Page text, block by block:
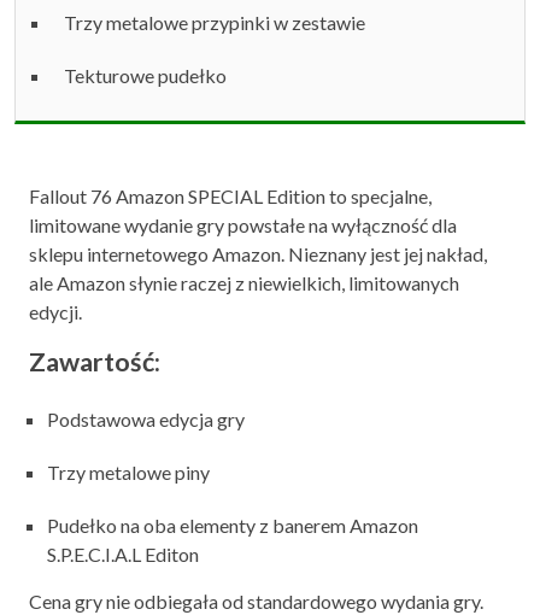
Trzy metalowe przypinki w zestawie
Tekturowe pudełko
Fallout 76 Amazon SPECIAL Edition to specjalne,
limitowane wydanie gry powstałe na wyłączność dla
sklepu internetowego Amazon. Nieznany jest jej nakład,
ale Amazon słynie raczej z niewielkich, limitowanych
edycji.
Zawartość:
Podstawowa edycja gry
Trzy metalowe piny
Pudełko na oba elementy z banerem Amazon
S.P.E.C.I.A.L Editon
Cena gry nie odbiegała od standardowego wydania gry.